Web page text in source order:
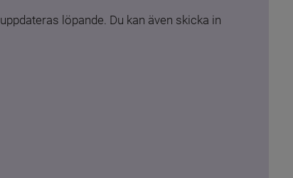
löpande. Du kan även skicka in